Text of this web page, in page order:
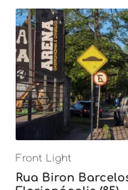
Front Light
Rua Biron